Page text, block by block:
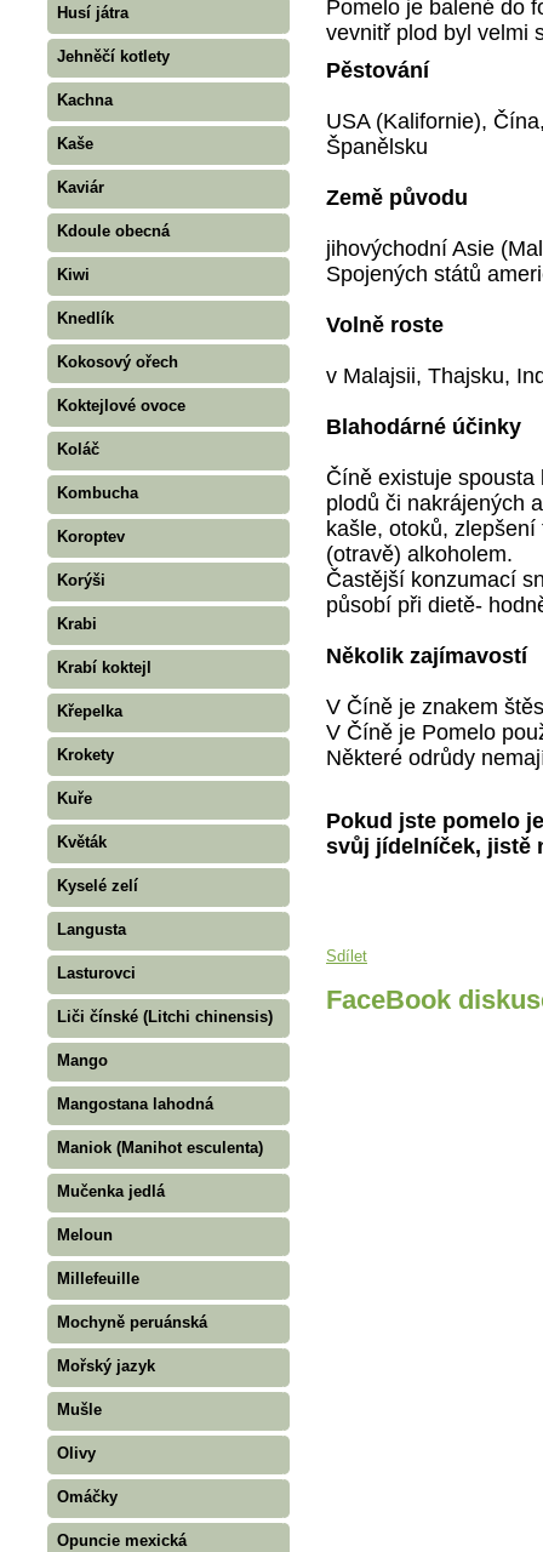
Husí játra
Jehněčí kotlety
Kachna
Kaše
Kaviár
Kdoule obecná
Kiwi
Knedlík
Kokosový ořech
Koktejlové ovoce
Koláč
Kombucha
Koroptev
Korýši
Krabi
Krabí koktejl
Křepelka
Krokety
Kuře
Květák
Kyselé zelí
Langusta
Lasturovci
Liči čínské (Litchi chinensis)
Mango
Mangostana lahodná
Maniok (Manihot esculenta)
Mučenka jedlá
Meloun
Millefeuille
Mochyně peruánská
Mořský jazyk
Mušle
Olivy
Omáčky
Opuncie mexická
Pomelo je balené do
vevnitř plod byl velmi
Pěstování
USA (Kalifornie),
Španělsku
Země původu
jihovýchodní Asie
Spojených států
Volně roste
v Malajsii, Thajsku,
Blahodárné účinky
Číně existuje spousta
plodů či nakrájených
kašle, otoků,
(otravě) alkoholem.
Častější konzumací
působí při dietě-
Několik zajímavostí
V Číně je znakem
V Číně je Pomelo
Některé odrůdy
Pokud jste pomelo
svůj jídelníček, jistě
Sdílet
FaceBook